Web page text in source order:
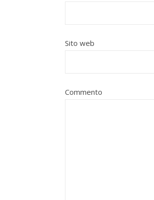
Sito web
Commento